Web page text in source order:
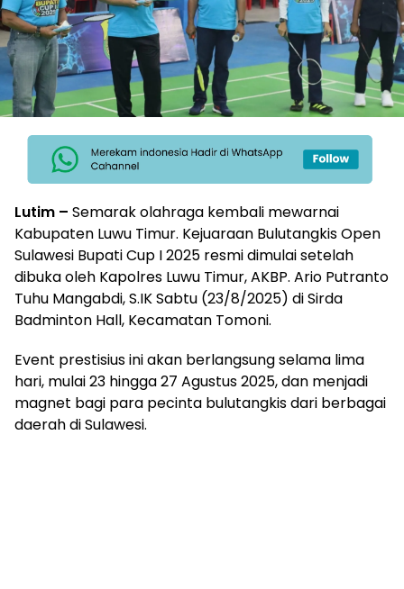
Lutim – Semarak olahraga kembali mewarnai
Kabupaten Luwu Timur. Kejuaraan Bulutangkis Open
Sulawesi Bupati Cup I 2025 resmi dimulai setelah
dibuka oleh Kapolres Luwu Timur, AKBP. Ario Putranto
Tuhu Mangabdi, S.IK Sabtu (23/8/2025) di Sirda
Badminton Hall, Kecamatan Tomoni.
Event prestisius ini akan berlangsung selama lima
hari, mulai 23 hingga 27 Agustus 2025, dan menjadi
magnet bagi para pecinta bulutangkis dari berbagai
daerah di Sulawesi.